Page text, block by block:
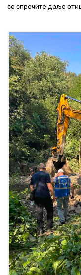
се спречите даље